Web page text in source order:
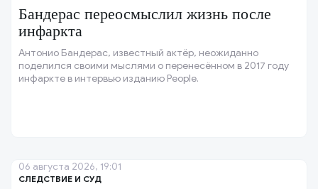
Бандерас переосмыслил жизнь после
инфаркта
Антонио Бандерас, известный актёр, неожиданно
поделился своими мыслями о перенесённом в 2017 году
инфаркте в интервью изданию People.
СЛЕДСТВИЕ И СУД
06 августа 2026, 19:01